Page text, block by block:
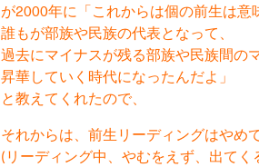
が2000年に「これからは個の前生は意
誰もが部族や民族の代表となって、
過去にマイナスが残る部族や民族間の
昇華していく時代になったんだよ」
と教えてくれたので、
それからは、前生リーディングはやめ
(リーディング中、やむをえず、出てく